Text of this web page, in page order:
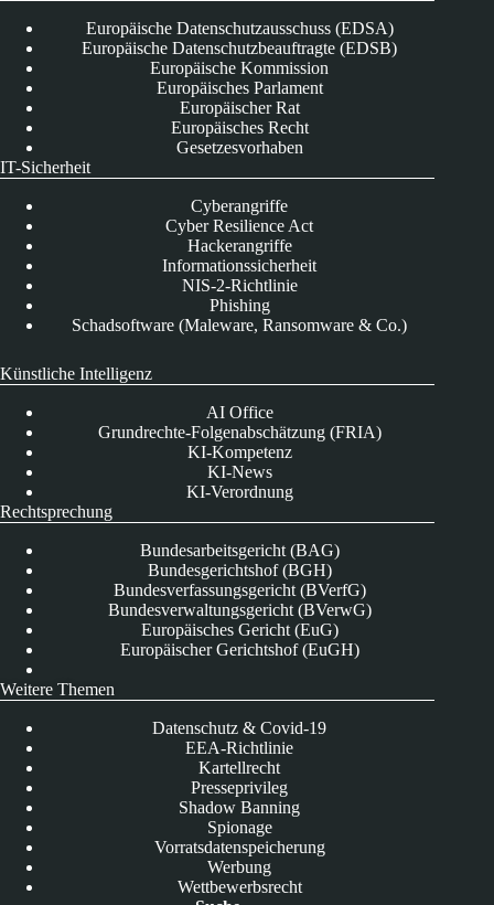
Europäische Datenschutzausschuss (EDSA)
Europäische Datenschutzbeauftragte (EDSB)
Europäische Kommission
Europäisches Parlament
Europäischer Rat
Europäisches Recht
Gesetzesvorhaben
IT-Sicherheit
Cyberangriffe
Cyber Resilience Act
Hackerangriffe
Informationssicherheit
NIS-2-Richtlinie
Phishing
Schadsoftware (Maleware, Ransomware & Co.)
Künstliche Intelligenz
AI Office
Grundrechte-Folgenabschätzung (FRIA)
KI-Kompetenz
KI-News
KI-Verordnung
Rechtsprechung
Bundesarbeitsgericht (BAG)
Bundesgerichtshof (BGH)
Bundesverfassungsgericht (BVerfG)
Bundesverwaltungsgericht (BVerwG)
Europäisches Gericht (EuG)
Europäischer Gerichtshof (EuGH)
Weitere Themen
Datenschutz & Covid-19
EEA-Richtlinie
Kartellrecht
Presseprivileg
Shadow Banning
Spionage
Vorratsdatenspeicherung
Werbung
Wettbewerbsrecht